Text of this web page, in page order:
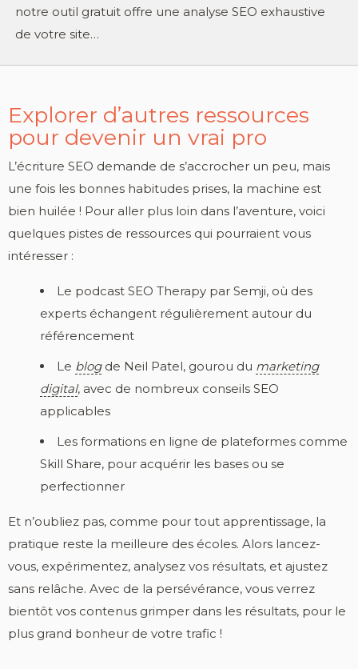
notre outil gratuit offre une analyse SEO exhaustive
de votre site…
Explorer d’autres ressources
pour devenir un vrai pro
L’écriture SEO demande de s’accrocher un peu, mais
une fois les bonnes habitudes prises, la machine est
bien huilée ! Pour aller plus loin dans l’aventure, voici
quelques pistes de ressources qui pourraient vous
intéresser :
Le podcast SEO Therapy par Semji, où des
experts échangent régulièrement autour du
référencement
Le blogde Neil Patel, gourou du marketing
digital, avec de nombreux conseils SEO
applicables
Les formations en ligne de plateformes comme
Skill Share, pour acquérir les bases ou se
perfectionner
Et n’oubliez pas, comme pour tout apprentissage, la
pratique reste la meilleure des écoles. Alors lancez-
vous, expérimentez, analysez vos résultats, et ajustez
sans relâche. Avec de la persévérance, vous verrez
bientôt vos contenus grimper dans les résultats, pour le
plus grand bonheur de votre trafic !